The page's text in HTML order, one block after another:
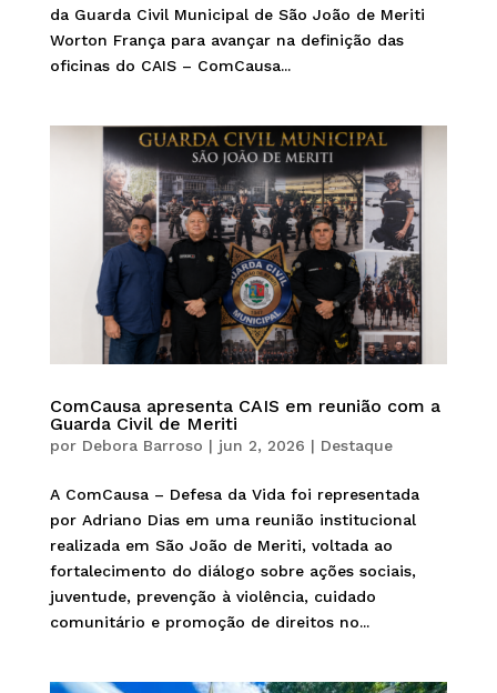
da Guarda Civil Municipal de São João de Meriti
Worton França para avançar na definição das
oficinas do CAIS – ComCausa...
ComCausa apresenta CAIS em reunião com a
Guarda Civil de Meriti
por Debora Barroso | jun 2, 2026 | Destaque
A ComCausa – Defesa da Vida foi representada
por Adriano Dias em uma reunião institucional
realizada em São João de Meriti, voltada ao
fortalecimento do diálogo sobre ações sociais,
juventude, prevenção à violência, cuidado
comunitário e promoção de direitos no...